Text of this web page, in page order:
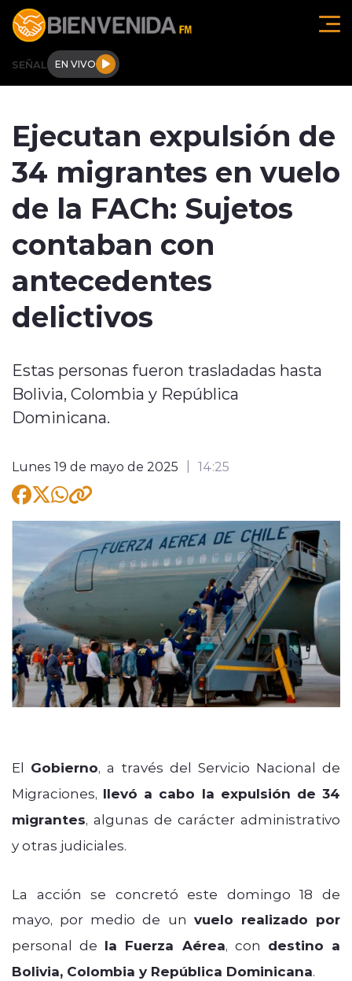
Click acá para ir directamente al contenido
SEÑAL EN VIVO
Regionales
Tendencias
Internacional
Deportes
modo claro
Ejecutan expulsión de
34 migrantes en vuelo
de la FACh: Sujetos
contaban con
antecedentes
delictivos
Estas personas fueron trasladadas hasta
Bolivia, Colombia y República
Dominicana.
Lunes 19 de mayo de 2025 14:25
El Gobierno, a través del Servicio Nacional de
Migraciones, llevó a cabo la expulsión de 34
migrantes, algunas de carácter administrativo
y otras judiciales.
La acción se concretó este domingo 18 de
mayo, por medio de un vuelo realizado por
personal de la Fuerza Aérea, con destino a
Bolivia, Colombia y República Dominicana.